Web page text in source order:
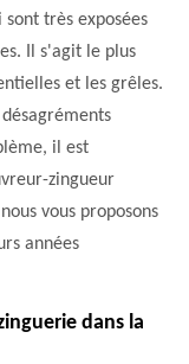
très exposées
Il s'agit le plus
et les grêles.
il est
zingueur
vous proposons
années
dans la